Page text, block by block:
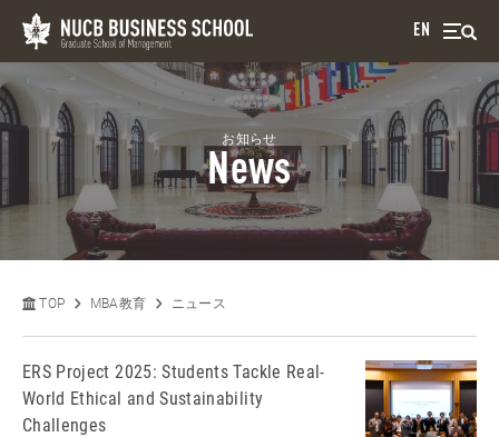
EN
お知らせ
News
TOP MBA教育 ニュース
ERS Project 2025: Students Tackle Real-
World Ethical and Sustainability
Challenges